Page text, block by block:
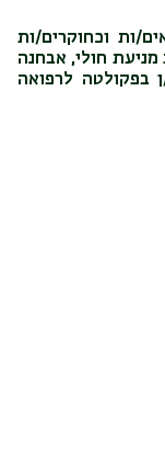
ות וכחוקרים/ות
מניעת חולי, אבחנה
בפקולטה לרפואה